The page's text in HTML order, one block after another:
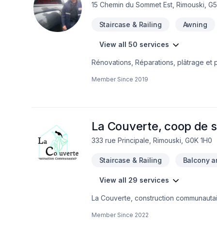
15 Chemin du Sommet Est, Rimouski,
Staircase & Railing Awning
View all 50 services
Rénovations, Réparations, plâtrage et
Member Since 2019
La Couverte, coop de
333 rue Principale, Rimouski, G0K 1H0
Staircase & Railing Balcony
View all 29 services
La Couverte, construction
personne intéressée par notre
Member Since 2022